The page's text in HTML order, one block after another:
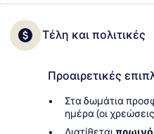
Τέλη και πολιτικές
Προαιρετικές
Στα δωμάτια
ημέρα (οι